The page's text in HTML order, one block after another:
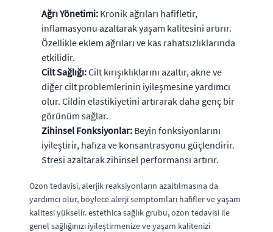
Ağrı Yönetimi: Kronik ağrıları hafifletir,
inflamasyonu azaltarak yaşam kalitesini artırır.
Özellikle eklem ağrıları ve kas rahatsızlıklarında
etkilidir.
Cilt Sağlığı:Cilt kırışıklıklarını azaltır, akne ve
diğer cilt problemlerinin iyileşmesine yardımcı
olur. Cildin elastikiyetini artırarak daha genç bir
görünüm sağlar.
Zihinsel Fonksiyonlar: Beyin fonksiyonlarını
iyileştirir, hafıza ve konsantrasyonu güçlendirir.
Stresi azaltarak zihinsel performansı artırır.
Ozon tedavisi, alerjik reaksiyonların azaltılmasına da
yardımcı olur, böylece alerji semptomları hafifler ve yaşam
kalitesi yükselir. estethica sağlık grubu, ozon tedavisi ile
genel sağlığınızı iyileştirmenize ve yaşam kalitenizi